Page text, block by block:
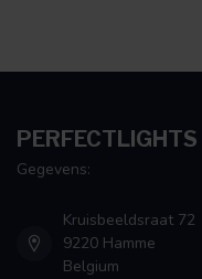
PERFECTLIGHTS
Gegevens:
Kruisbeeldsraat 72
9220 Hamme
Belgium